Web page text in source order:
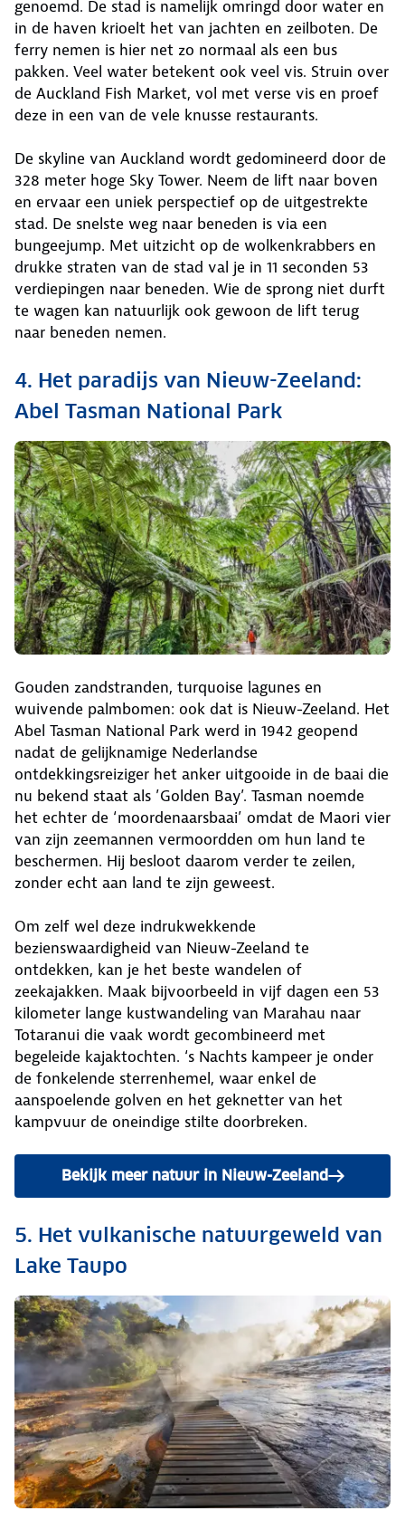
genoemd. De stad is namelijk omringd door water en
in de haven krioelt het van jachten en zeilboten. De
ferry nemen is hier net zo normaal als een bus
pakken. Veel water betekent ook veel vis. Struin over
de Auckland Fish Market, vol met verse vis en proef
deze in een van de vele knusse restaurants.
De skyline van Auckland wordt gedomineerd door de
328 meter hoge Sky Tower. Neem de lift naar boven
en ervaar een uniek perspectief op de uitgestrekte
stad. De snelste weg naar beneden is via een
bungeejump. Met uitzicht op de wolkenkrabbers en
drukke straten van de stad val je in 11 seconden 53
verdiepingen naar beneden. Wie de sprong niet durft
te wagen kan natuurlijk ook gewoon de lift terug
naar beneden nemen.
4. Het paradijs van Nieuw-Zeeland:
Abel Tasman National Park
Gouden zandstranden, turquoise lagunes en
wuivende palmbomen: ook dat is Nieuw-Zeeland. Het
Abel Tasman National Park werd in 1942 geopend
nadat de gelijknamige Nederlandse
ontdekkingsreiziger het anker uitgooide in de baai die
nu bekend staat als ’Golden Bay’. Tasman noemde
het echter de ‘moordenaarsbaai’ omdat de Maori vier
van zijn zeemannen vermoordden om hun land te
beschermen. Hij besloot daarom verder te zeilen,
zonder echt aan land te zijn geweest.
Om zelf wel deze indrukwekkende
bezienswaardigheid van Nieuw-Zeeland te
ontdekken, kan je het beste wandelen of
zeekajakken. Maak bijvoorbeeld in vijf dagen een 53
kilometer lange kustwandeling van Marahau naar
Totaranui die vaak wordt gecombineerd met
begeleide kajaktochten. ‘s Nachts kampeer je onder
de fonkelende sterrenhemel, waar enkel de
aanspoelende golven en het geknetter van het
kampvuur de oneindige stilte doorbreken.
Bekijk meer natuur in Nieuw-Zeeland
5. Het vulkanische natuurgeweld van
Lake Taupo